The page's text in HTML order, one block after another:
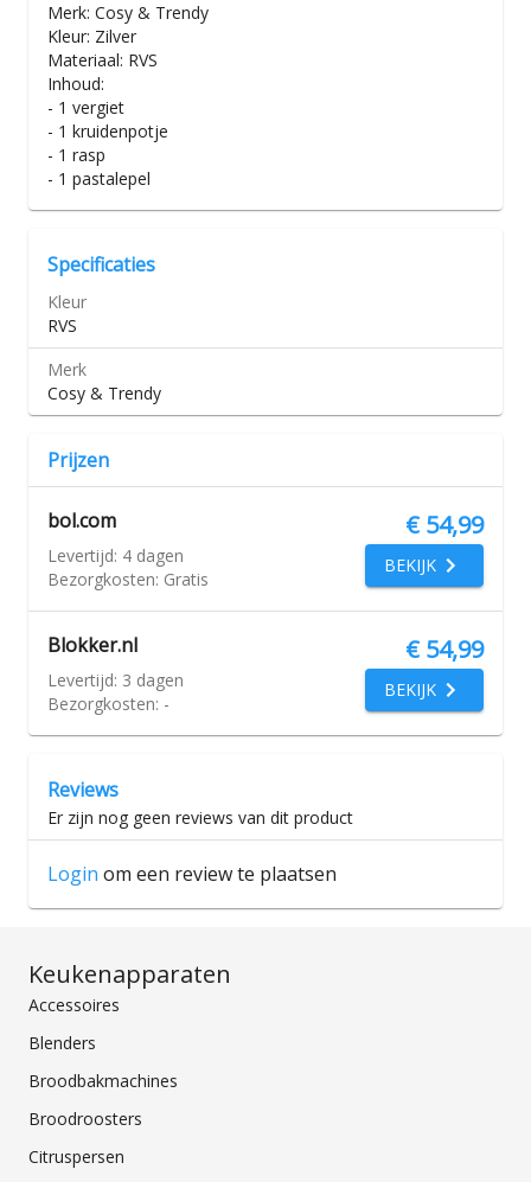
Merk: Cosy & Trendy
Kleur: Zilver
Materiaal: RVS
Inhoud:
- 1 vergiet
- 1 kruidenpotje
- 1 rasp
- 1 pastalepel
Specificaties
Kleur
RVS
Merk
Cosy & Trendy
Prijzen
bol.com € 54,99
BEKIJK
Levertijd: 4 dagen
Bezorgkosten: Gratis
Blokker.nl € 54,99
BEKIJK
Levertijd: 3 dagen
Bezorgkosten: -
Reviews
Er zijn nog geen reviews van dit product
Login om een review te plaatsen
Keukenapparaten
Accessoires
Blenders
Broodbakmachines
Broodroosters
Citruspersen